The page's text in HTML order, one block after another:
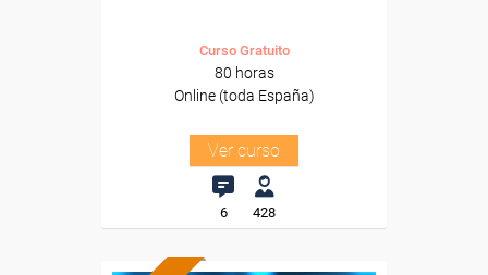
Curso Gratuito
80 horas
Online (toda España)
Ver curso
6 428